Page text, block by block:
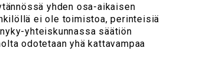
yhden osa-aikaisen
ei ole toimistoa, perinteisiä
yhteiskunnassa säätiön
odotetaan yhä kattavampaa